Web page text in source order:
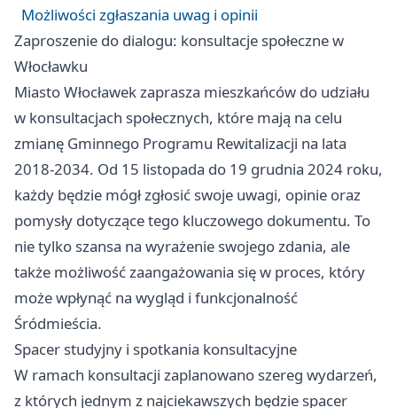
Możliwości zgłaszania uwag i opinii
Zaproszenie do dialogu: konsultacje społeczne w
Włocławku
MiastoWłocławekzaprasza mieszkańców do udziału
w konsultacjach społecznych, które mają na celu
zmianę Gminnego Programu Rewitalizacji na lata
2018-2034. Od 15 listopada do 19 grudnia 2024 roku,
każdy będzie mógł zgłosić swoje uwagi, opinie oraz
pomysły dotyczące tego kluczowego dokumentu. To
nie tylko szansa na wyrażenie swojego zdania, ale
także możliwość zaangażowania się w proces, który
może wpłynąć na wygląd i funkcjonalność
Śródmieścia.
Spacer studyjny i spotkania konsultacyjne
W ramach konsultacji zaplanowano szereg wydarzeń,
z których jednym z najciekawszych będzie spacer